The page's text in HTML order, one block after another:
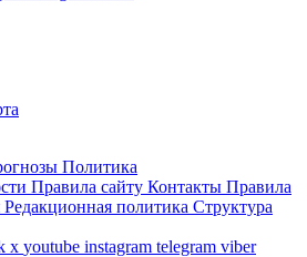
Политика
Правила сайту Контакты Правила
Редакционная политика Структура
x youtube instagram telegram viber